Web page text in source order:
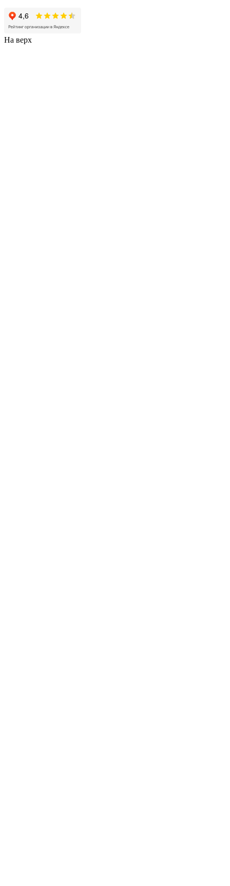
На верх